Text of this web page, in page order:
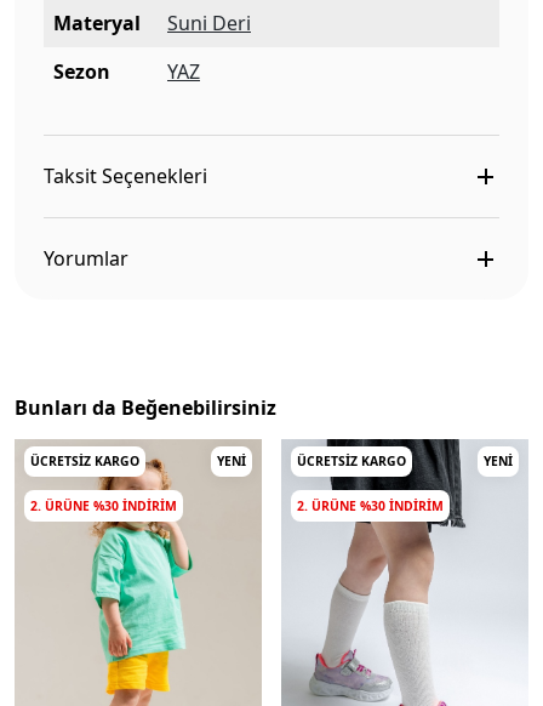
Materyal
Suni Deri
Sezon
YAZ
Taksit Seçenekleri
Yorumlar
Bunları da Beğenebilirsiniz
ÜCRETSIZ KARGO YENI
2. ÜRÜNE %30 INDIRIM
ÜCRETSIZ KARGO YENI
2. ÜRÜNE %30 INDIRIM